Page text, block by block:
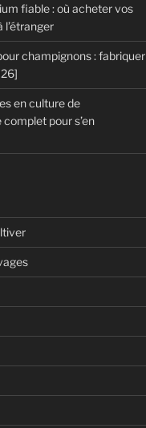
fiable : où acheter vos
l’étranger
champignons : fabriquer
en culture de
pour s’en